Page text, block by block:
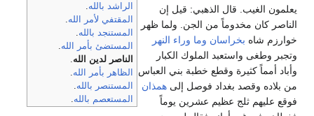
الراشد بالله
المقتفي لأمر الله
المستنجد بالله
المستضئ بأمر الله
الناصر لدين الله
الظاهر بأمر الله
المستنصر بالله
المستعصم بالله
يعلمون الغيب. قال الذهبي: قيل إن
الناصر كان مخدوماً من الجن. ولما ظهر
خوارزم شاه بخراسان وما وراء النهر
وتجبر وطغى واستعبد الملوك الكبار
وأباد أمماً كثيرة وقطع خطبة بني العباس
من بلاده وقصد بغداد فوصل إلى همذان
فوقع عليهم ثلج عظيم عشرين يوماً